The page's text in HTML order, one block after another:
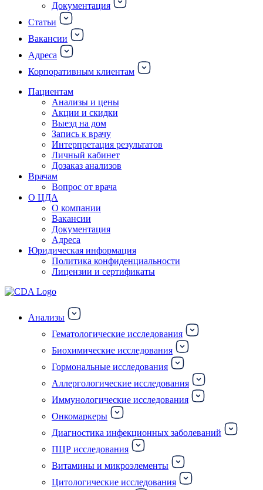
Документация
Статьи
Вакансии
Адреса
Корпоративным клиентам
Пациентам
Анализы и цены
Акции и скидки
Выезд на дом
Запись к врачу
Интерпретация результатов
Личный кабинет
Дозаказ анализов
Врачам
Вопрос от врача
О ЦДА
О компании
Вакансии
Документация
Адреса
Юридическая информация
Политика конфиденциальности
Лицензии и сертификаты
Анализы
Гематологические исследования
Биохимические исследования
Гормональные исследования
Аллергологические исследования
Иммунологические исследования
Онкомаркеры
Диагностика инфекционных заболеваний
ПЦР исследования
Витамины и микроэлементы
Цитологические исследования